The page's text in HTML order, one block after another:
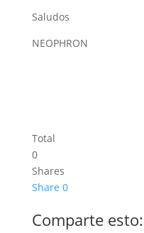
Saludos
NEOPHRON
Total
0
Shares
Share 0
Comparte esto: